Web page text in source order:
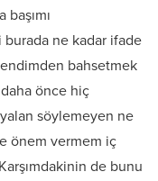
ne kadar ifade
bahsetmek
önce hiç
söylemeyen ne
önem vermem iç
de bunu